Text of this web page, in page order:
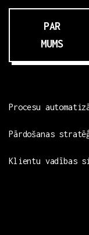
PAR
MUMS
Procesu
Pārdošanas
Klientu vadības